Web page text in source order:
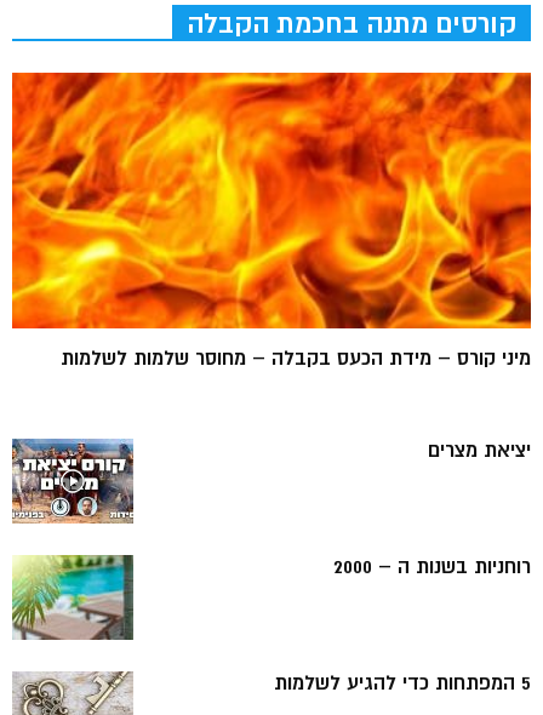
קורסים מתנה בחכמת הקבלה
מיני קורס – מידת הכעס בקבלה – מחוסר שלמות לשלמות
יציאת מצרים
רוחניות בשנות ה – 2000
5 המפתחות כדי להגיע לשלמות